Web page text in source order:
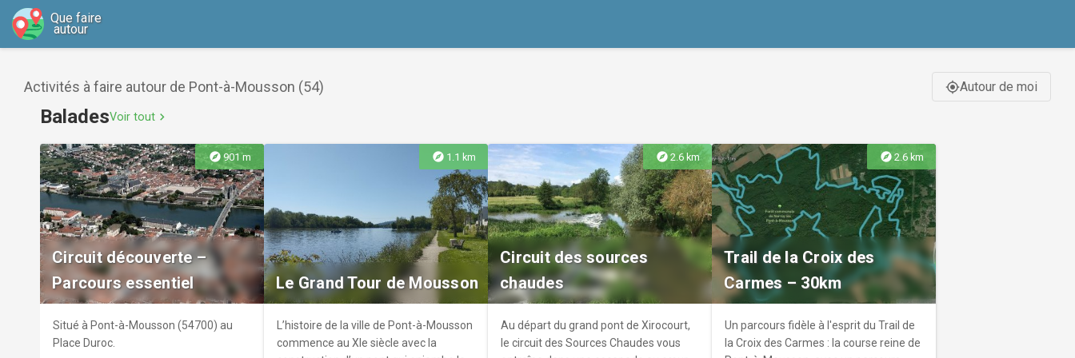
Que faire
autour
Activités à faire autour de Pont-à-Mousson (54) gps_fixedAutour de moi
BaladesVoir tout chevron_right
explore 901 m
Circuit découverte –
Parcours essentiel
Situé à Pont-à-Mousson (54700) au
Place Duroc.
explore 1.1 km
Le Grand Tour de Mousson
L’histoire de la ville de Pont-à-Mousson
commence au XIe siècle avec la
explore 2.6 km
Circuit des sources
chaudes
Au départ du grand pont de Xirocourt,
le circuit des Sources Chaudes vous
explore 2.6 km
Trail de la Croix des
Carmes – 30km
Un parcours fidèle à l'esprit du Trail de
la Croix des Carmes : la course reine de